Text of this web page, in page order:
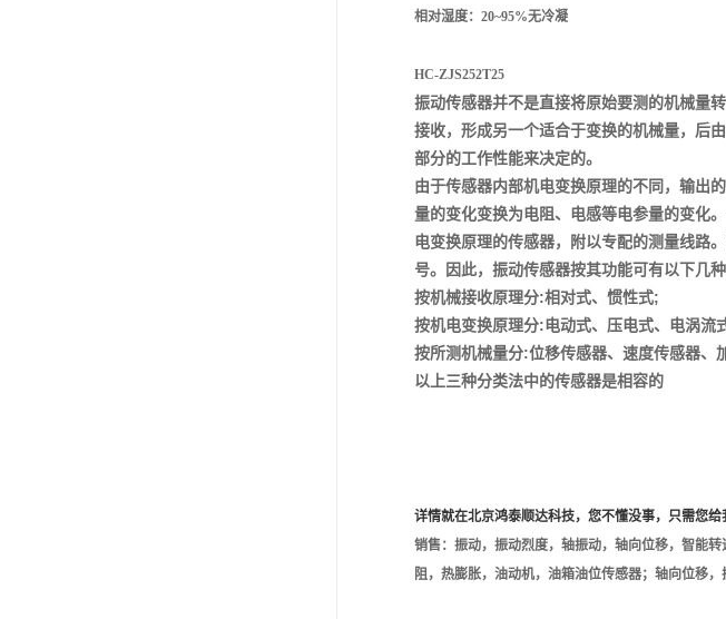
相对湿度：20~95%无冷凝
HC-ZJS252T25
振动传感器并不是直接将原始要测的机械量
接收，形成另一个适合于变换的机械量，后
部分的工作性能来决定的。
由于传感器内部机电变换原理的不同，输出
量的变化变换为电阻、电感等电参量的变化
电变换原理的传感器，附以专配的测量线路
号。因此，振动传感器按其功能可有以下几
按机械接收原理分:相对式、惯性式;
按机电变换原理分:电动式、压电式、电涡流
按所测机械量分:位移传感器、速度传感器、
以上三种分类法中的传感器是相容的
详情就在北京鸿泰顺达科技，您不懂没事，只需您
销售：振动，振动烈度，轴振动，轴向位移，智能
阻，热膨胀，油动机，油箱油位传感器；轴向位移